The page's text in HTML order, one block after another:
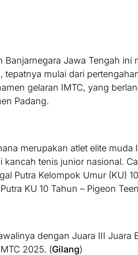
Banjarnegara Jawa Tengah ini
tepatnya mulai dari
gelaran IMTC, yang
Padang.
merupakan atlet elite muda
kancah tenis junior nasional.
Putra Kelompok Umur (KU)
KU 10 Tahun – Pigeon
dengan Juara III Juara
2025. (Gilang)